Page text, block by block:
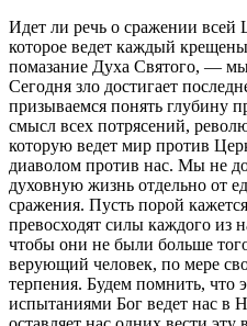
Идет ли речь о сражении всей
которое ведет каждый
помазание Духа Святого, —
Сегодня зло достигает
призываемся понять глубину
смысл всех потрясений,
которую ведет мир против
диаволом против нас. Мы не
духовную жизнь отдельно от
сражения. Пусть порой
превосходят силы каждого из
чтобы они не были больше
верующий человек, по мере
терпения. Будем помнить, что
испытаниями Бог ведет нас в